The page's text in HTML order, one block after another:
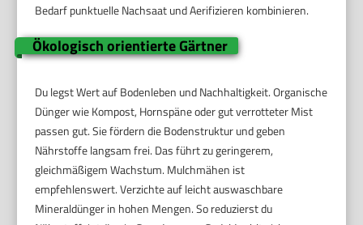
Bedarf punktuelle Nachsaat und Aerifizieren kombinieren.
Ökologisch orientierte Gärtner
Du legst Wert auf Bodenleben und Nachhaltigkeit. Organische
Dünger wie Kompost, Hornspäne oder gut verrotteter Mist
passen gut. Sie fördern die Bodenstruktur und geben
Nährstoffe langsam frei. Das führt zu geringerem,
gleichmäßigem Wachstum. Mulchmähen ist
empfehlenswert. Verzichte auf leicht auswaschbare
Mineraldünger in hohen Mengen. So reduzierst du